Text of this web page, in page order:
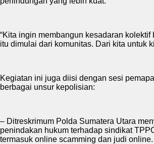
“Kita ingin membangun kesadaran
itu dimulai dari komunitas. Dari kita untuk
Kegiatan ini juga diisi dengan sesi
berbagai unsur kepolisian:
– Ditreskrimum Polda Sumatera Utara
penindakan hukum terhadap sindikat
termasuk online scamming dan judi online.